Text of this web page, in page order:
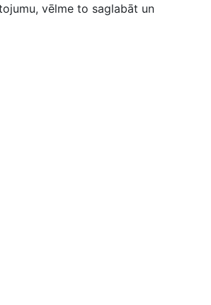
vēlme to saglabāt un